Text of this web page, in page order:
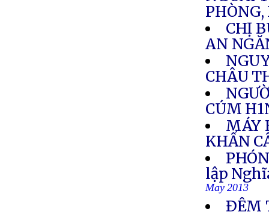
CHỊ
AN
CHÂU
CÚM
MÁY
KHẨN
lập
May 2013
ÐÊM